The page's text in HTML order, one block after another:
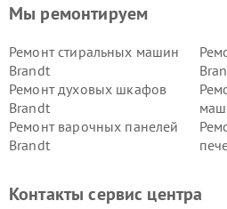
Мы ремонтируем
Ремонт стиральных машин
Brandt
Ремонт духовых шкафов
Brandt
Ремонт варочных панелей
Brandt
Контакты сервис центра